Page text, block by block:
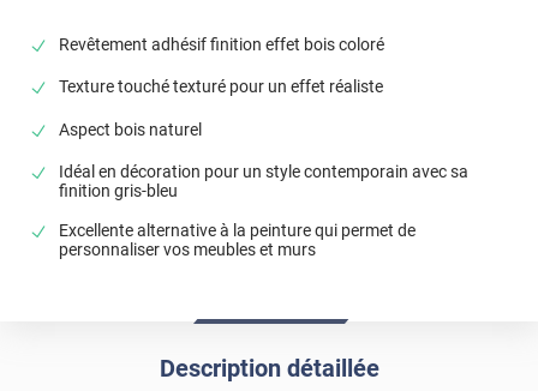
Revêtement adhésif finition effet bois coloré
Texture touché texturé pour un effet réaliste
Aspect bois naturel
Idéal en décoration pour un style contemporain avec sa
finition gris-bleu
Excellente alternative à la peinture qui permet de
personnaliser vos meubles et murs
Description détaillée